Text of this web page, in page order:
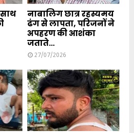
नाबालिग छात्र रहस्यमय
ढंग से लापता, परिजनों ने
अपहरण की आशंका
जताते...
27/07/2026